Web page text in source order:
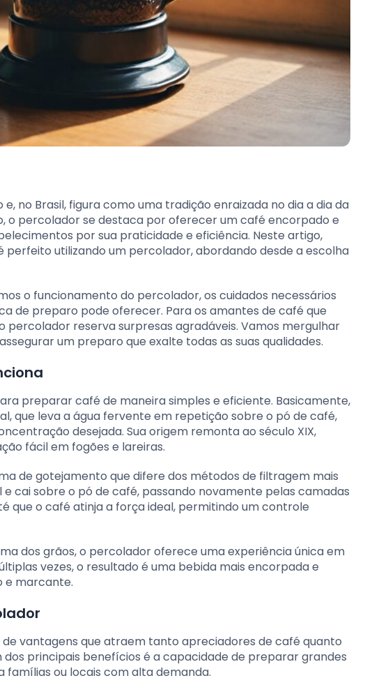
no Brasil, figura como uma tradição enraizada no dia a dia da
o percolador se destaca por oferecer um café encorpado e
por sua praticidade e eficiência. Neste artigo,
utilizando um percolador, abordando desde a escolha
o funcionamento do percolador, os cuidados necessários
de preparo pode oferecer. Para os amantes de café que
percolador reserva surpresas agradáveis. Vamos mergulhar
um preparo que exalte todas as suas qualidades.
preparar café de maneira simples e eficiente. Basicamente,
que leva a água fervente em repetição sobre o pó de café,
desejada. Sua origem remonta ao século XIX,
fácil em fogões e lareiras.
de gotejamento que difere dos métodos de filtragem mais
cai sobre o pó de café, passando novamente pelas camadas
que o café atinja a força ideal, permitindo um controle
dos grãos, o percolador oferece uma experiência única em
vezes, o resultado é uma bebida mais encorpada e
e marcante.
vantagens que atraem tanto apreciadores de café quanto
principais benefícios é a capacidade de preparar grandes
famílias ou locais com alta demanda.